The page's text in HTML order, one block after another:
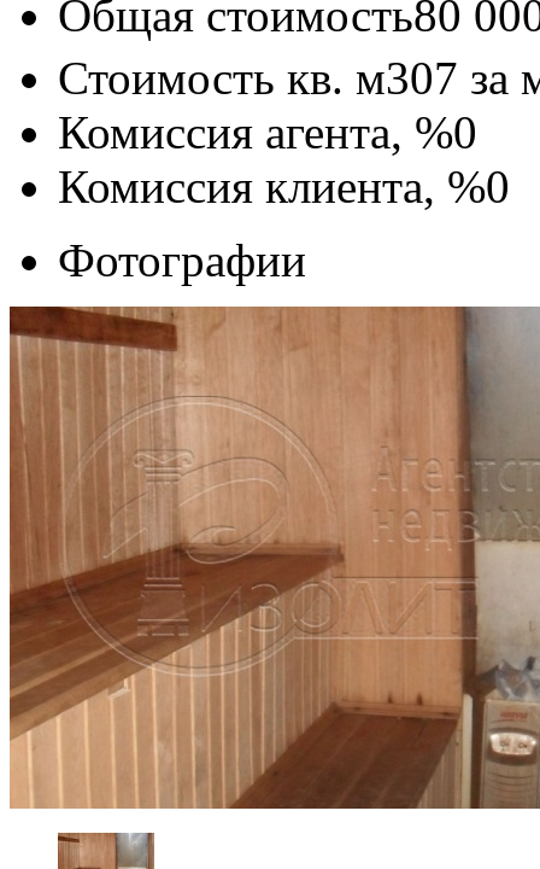
Общая стоимость80
Стоимость кв. м307 за
Комиссия агента, %0
Комиссия клиента, %0
Фотографии